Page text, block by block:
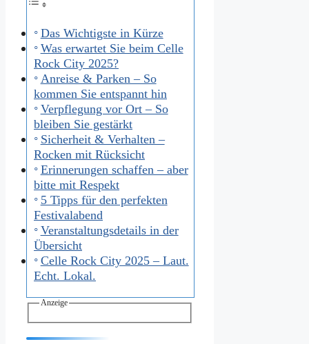
Das Wichtigste in Kürze
Was erwartet Sie beim Celle
Rock City 2025?
Anreise & Parken – So
kommen Sie entspannt hin
Verpflegung vor Ort – So
bleiben Sie gestärkt
Sicherheit & Verhalten –
Rocken mit Rücksicht
Erinnerungen schaffen – aber
bitte mit Respekt
5 Tipps für den perfekten
Festivalabend
Veranstaltungsdetails in der
Übersicht
Celle Rock City 2025 – Laut.
Echt. Lokal.
Anzeige